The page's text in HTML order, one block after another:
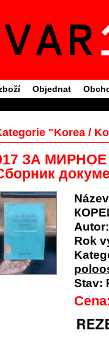
Objednat
"Korea /
ЗА
Autor:
Rok
Stav: